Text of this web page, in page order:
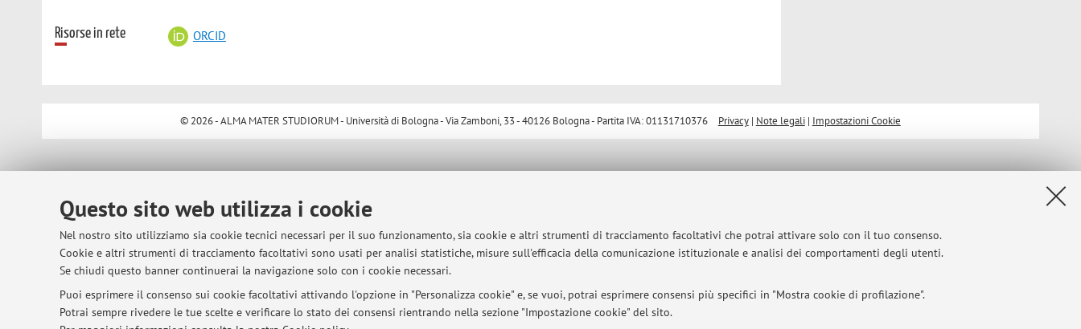
Questo sito web utilizza i cookie
Nel nostro sito utilizziamo sia cookie tecnici necessari per il suo funzionamento, sia cookie e altri strumenti di tracciamento facoltativi che potrai attivare solo con il tuo consenso.
Cookie e altri strumenti di tracciamento facoltativi sono usati per analisi statistiche, misure sull'efficacia della comunicazione istituzionale e analisi dei comportamenti degli utenti.
Se chiudi questo banner continuerai la navigazione solo con i cookie necessari.
Puoi esprimere il consenso sui cookie facoltativi attivando l'opzione in "Personalizza cookie" e, se vuoi, potrai esprimere consensi più specifici in "Mostra cookie di profilazione".
Potrai sempre rivedere le tue scelte e verificare lo stato dei consensi rientrando nella sezione "Impostazione cookie" del sito.
Risorse in rete ORCID
© 2026 - ALMA MATER STUDIORUM - Università di Bologna - Via Zamboni, 33 - 40126 Bologna - Partita IVA: 01131710376 Privacy| Note legali| Impostazioni Cookie